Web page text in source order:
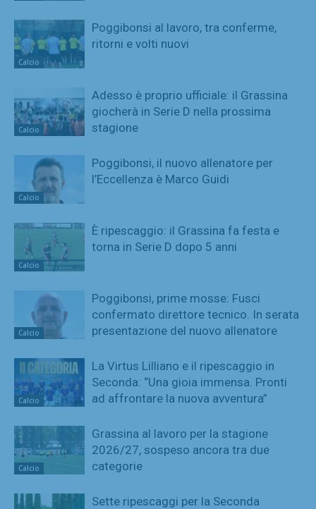
Calcio
Poggibonsi al lavoro, tra conferme,
ritorni e volti nuovi
Calcio
Adesso è proprio ufficiale: il Grassina
giocherà in Serie D nella prossima
stagione
Calcio
Poggibonsi, il nuovo allenatore per
l’Eccellenza è Marco Guidi
Calcio
È ripescaggio: il Grassina fa festa e
torna in Serie D dopo 5 anni
Calcio
Poggibonsi, prime mosse: Fusci
confermato direttore tecnico. In serata
presentazione del nuovo allenatore
Calcio
La Virtus Lilliano e il ripescaggio in
Seconda: “Una gioia immensa. Pronti
ad affrontare la nuova avventura”
Calcio
Grassina al lavoro per la stagione
2026/27, sospeso ancora tra due
categorie
Sette ripescaggi per la Seconda